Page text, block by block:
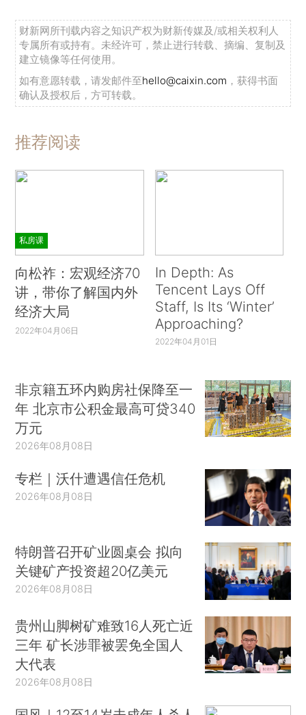
财新网所刊载内容之知识产权为财新传媒及/或相关权利人
专属所有或持有。未经许可，禁止进行转载、摘编、复制及
建立镜像等任何使用。
如有意愿转载，请发邮件至hello@caixin.com ，获得书面
确认及授权后，方可转载。
推荐阅读
私房课
向松祚：宏观经济70
讲，带你了解国内外
经济大局
2022年04月06日
In Depth: As
Tencent Lays Off
Staff, Is Its ‘Winter’
Approaching?
2022年04月01日
非京籍五环内购房社保降至一
年 北京市公积金最高可贷340
万元
2026年08月08日
专栏｜沃什遭遇信任危机
2026年08月08日
特朗普召开矿业圆桌会 拟向
关键矿产投资超20亿美元
2026年08月08日
贵州山脚树矿难致16人死亡近
三年 矿长涉罪被罢免全国人
大代表
2026年08月08日